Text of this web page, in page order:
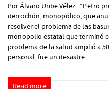
Por Álvaro Uribe Vélez “Petro
derrochón, monopólico, que
resolver el problema de las
monopolio estatal que terminó
problema de la salud amplió a
personal, fue un desastre...
Read more